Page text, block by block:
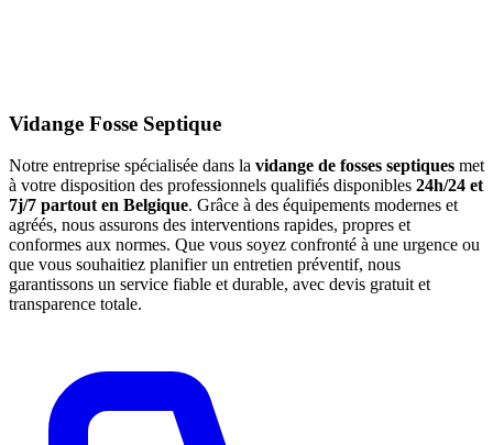
Vidange Fosse Septique
Notre entreprise spécialisée dans la vidange de fosses septiques met
à votre disposition des professionnels qualifiés disponibles 24h/24 et
7j/7 partout en Belgique. Grâce à des équipements modernes et
agréés, nous assurons des interventions rapides, propres et
conformes aux normes. Que vous soyez confronté à une urgence ou
que vous souhaitiez planifier un entretien préventif, nous
garantissons un service fiable et durable, avec devis gratuit et
transparence totale.